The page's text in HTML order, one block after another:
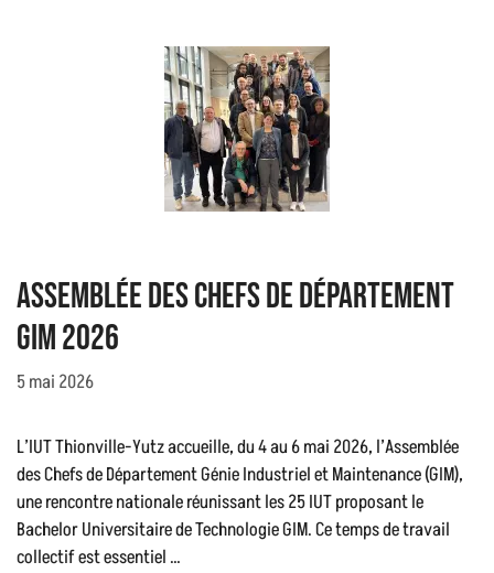
Assemblée des chefs de département
GIM 2026
5 mai 2026
L’IUT Thionville-Yutz accueille, du 4 au 6 mai 2026, l’Assemblée
des Chefs de Département Génie Industriel et Maintenance (GIM),
une rencontre nationale réunissant les 25 IUT proposant le
Bachelor Universitaire de Technologie GIM. Ce temps de travail
collectif est essentiel …